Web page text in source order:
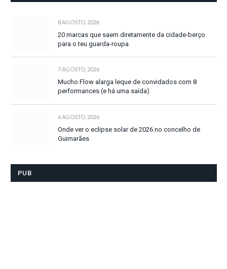
8 AGOSTO, 2026
20 marcas que saem diretamente da cidade-berço
para o teu guarda-roupa
7 AGOSTO, 2026
Mucho Flow alarga leque de convidados com 8
performances (e há uma saída)
6 AGOSTO, 2026
Onde ver o eclipse solar de 2026 no concelho de
Guimarães
PUB